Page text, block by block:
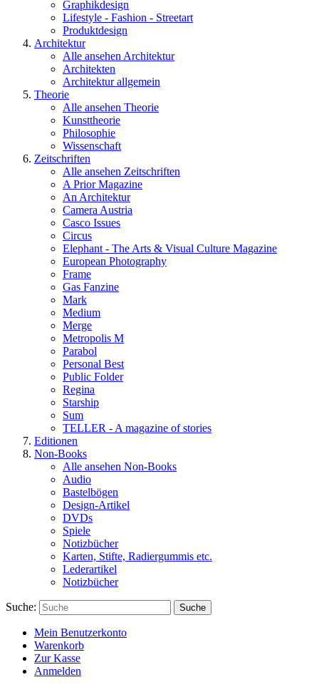
Graphikdesign
Lifestyle - Fashion - Streetart
Produktdesign
Architektur
Alle ansehen Architektur
Architekten
Architektur allgemein
Theorie
Alle ansehen Theorie
Kunsttheorie
Philosophie
Wissenschaft
Zeitschriften
Alle ansehen Zeitschriften
A Prior Magazine
An Architektur
Camera Austria
Casco Issues
Circus
Elephant - The Arts & Visual Culture Magazine
European Photography
Frame
Gas Fanzine
Mark
Medium
Merge
Metropolis M
Parabol
Personal Best
Public Folder
Regina
Starship
Sum
TELLER - A magazine of stories
Editionen
Non-Books
Alle ansehen Non-Books
Audio
Bastelbögen
Design-Artikel
DVDs
Spiele
Notizbücher
Karten, Stifte, Radiergummis etc.
Lederartikel
Notizbücher
Suche: Suche
Mein Benutzerkonto
Warenkorb
Zur Kasse
Anmelden